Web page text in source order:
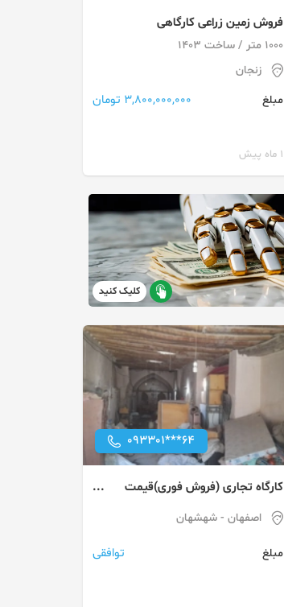
فروش زمین زراعی کارگاهی
1000 متر / ساخت 1403
زنجان
مبلغ
3,800,000,000 تومان
1 ماه پیش
کلیک کنید
093301***64
کارگاه تجاری (فروش فوری)قیمت
توافقی
اصفهان - شهشهان
مبلغ توافقی